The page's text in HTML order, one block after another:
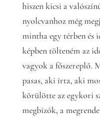
hiszen kicsi a
nyolcvanhoz még
mintha egy térben és
képben tölteném az
vagyok a főszereplő.
pasas, aki írta, aki
körülötte az egykori
megbízók, a